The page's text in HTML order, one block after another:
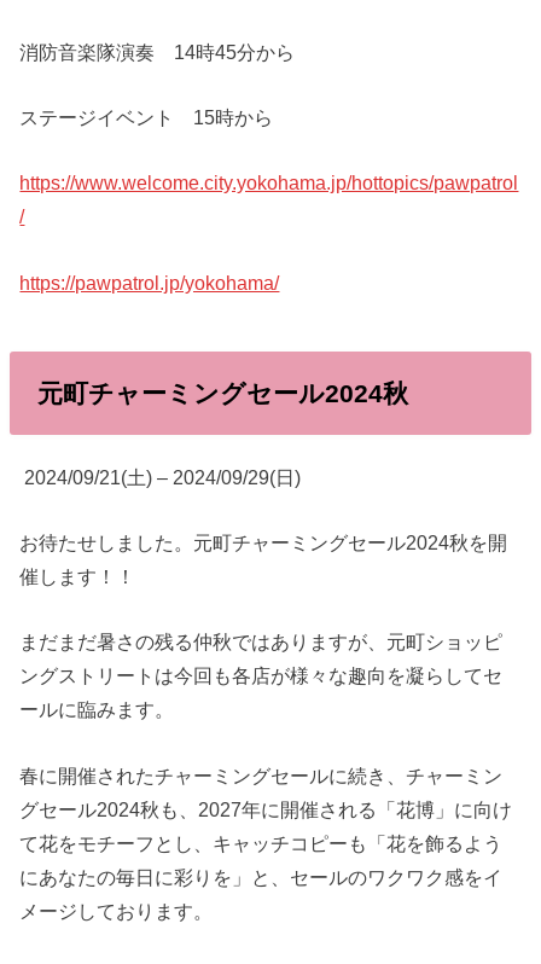
消防音楽隊演奏 14時45分から
ステージイベント 15時から
https://www.welcome.city.yokohama.jp/hottopics/pawpatrol
/
https://pawpatrol.jp/yokohama/
元町チャーミングセール2024秋
2024/09/21(土) – 2024/09/29(日)
お待たせしました。元町チャーミングセール2024秋を開
催します！！
まだまだ暑さの残る仲秋ではありますが、元町ショッピ
ングストリートは今回も各店が様々な趣向を凝らしてセ
ールに臨みます。
春に開催されたチャーミングセールに続き、チャーミン
グセール2024秋も、2027年に開催される「花博」に向け
て花をモチーフとし、キャッチコピーも「花を飾るよう
にあなたの毎日に彩りを」と、セールのワクワク感をイ
メージしております。